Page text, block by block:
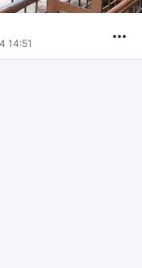
14:51